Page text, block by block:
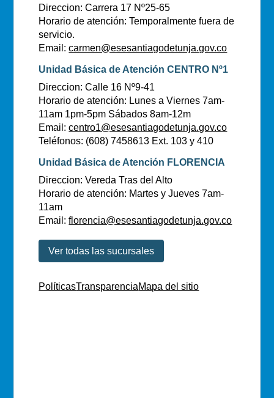
Direccion: Carrera 17 Nº25-65
Horario de atención: Temporalmente fuera de
servicio.
Email:carmen@esesantiagodetunja.gov.co
Unidad Básica de Atención CENTRO Nº1
Direccion: Calle 16 Nº9-41
Horario de atención: Lunes a Viernes 7am-
11am 1pm-5pm Sábados 8am-12m
Email:centro1@esesantiagodetunja.gov.co
Teléfonos: (608) 7458613 Ext. 103 y 410
Unidad Básica de Atención FLORENCIA
Direccion: Vereda Tras del Alto
Horario de atención: Martes y Jueves 7am-
11am
Email:florencia@esesantiagodetunja.gov.co
Ver todas las sucursales
PolíticasTransparenciaMapa del sitio